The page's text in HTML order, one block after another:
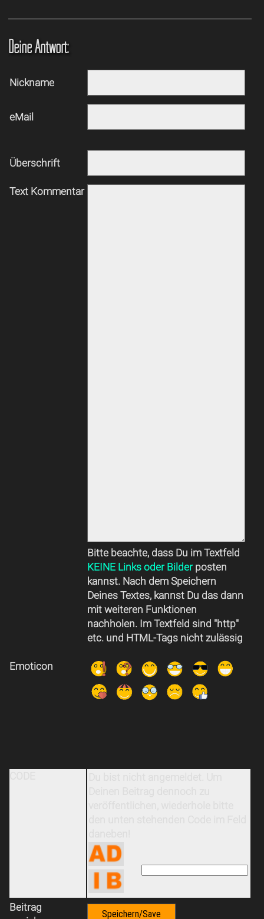
Deine Antwort:
Nickname
eMail
Überschrift
Text Kommentar
Bitte beachte, dass Du im Textfeld
KEINE Links oder Bilderposten
kannst. Nach dem Speichern
Deines Textes, kannst Du das dann
mit weiteren Funktionen
nachholen. Im Textfeld sind "http"
etc. und HTML-Tags nicht zulässig
Emoticon
Beitrag